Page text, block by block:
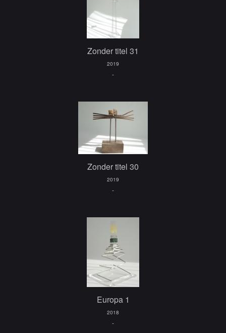
Zonder titel 31
2019
-
Zonder titel 30
2019
-
Europa 1
2018
-